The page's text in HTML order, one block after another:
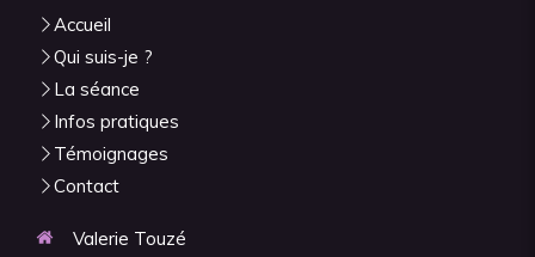
Accueil
Qui suis-je ?
La séance
Infos pratiques
Témoignages
Contact
Valerie Touzé